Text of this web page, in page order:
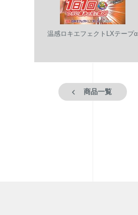
温感ロキエフェクトLXテープα
商品一覧